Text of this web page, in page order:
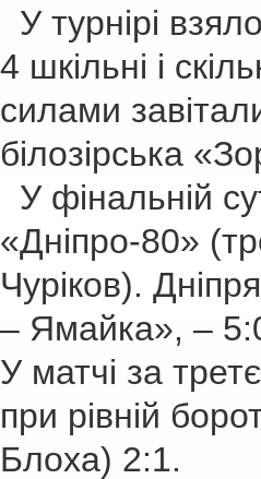
У турнірі
4 шкільні і
силами
білозірська
У фінальній
«Дніпро-80»
Чуріков).
– Ямайка», –
У матчі за
при рівній
Блоха) 2:1.